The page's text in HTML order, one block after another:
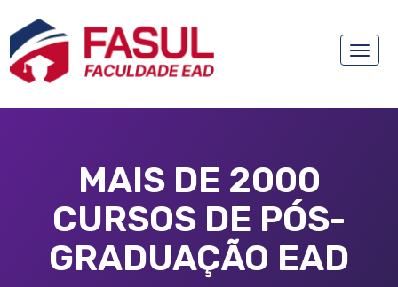
Toggle
MAIS DE 2000
CURSOS DE PÓS-
GRADUAÇÃO EAD